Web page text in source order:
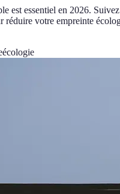
est essentiel en 2026.
réduire votre empreinte
écologie